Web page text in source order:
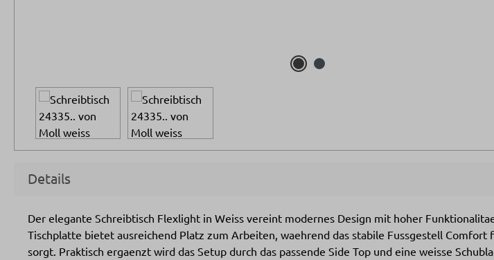
Details
Der elegante Schreibtisch Flexlight in Weiss vereint modernes Design mit hoher
Tischplatte bietet ausreichend Platz zum Arbeiten, waehrend das stabile Fussgestell Comfort
sorgt. Praktisch ergaenzt wird das Setup durch das passende Side Top und eine weisse